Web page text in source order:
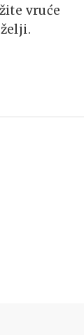
vruće